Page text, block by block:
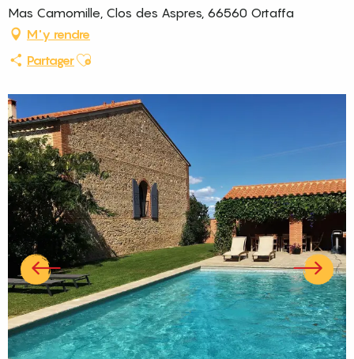
Mas Camomille, Clos des Aspres, 66560 Ortaffa
M'y rendre
PartagerAjouter aux favoris